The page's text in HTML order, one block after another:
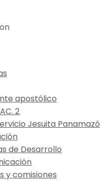
apostólico
2
Jesuita
de Desarrollo
y comisiones